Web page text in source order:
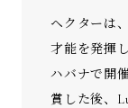
ヘクターは
才能を発揮
ハバナで開
賞した後、